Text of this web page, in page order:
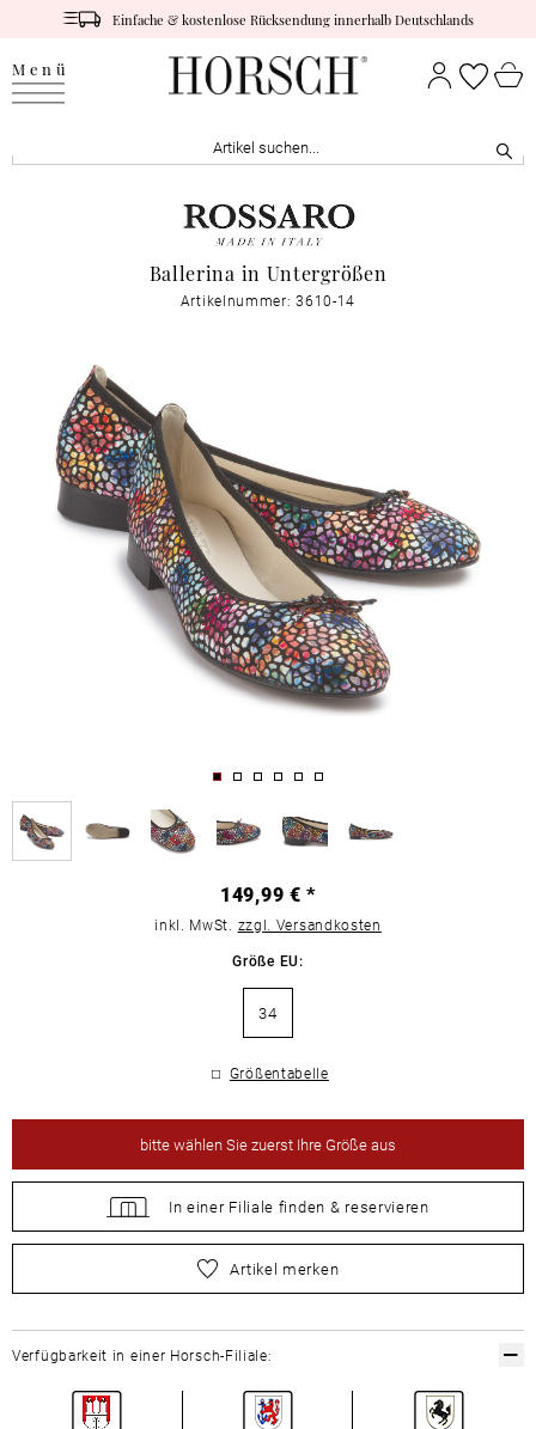
Einfache & kostenlose Rücksendung innerhalb Deutschlands
Menü
Ballerina in Untergrößen
Artikelnummer: 3610-14
149,99 € *
inkl. MwSt. zzgl. Versandkosten
Größe EU:
34
Größentabelle
bittewählen Sie zuerst Ihre Größe aus
In einer Filiale finden & reservieren
wählen Sie zuerst Ihre Größe aus
Artikel merken
Verfügbarkeit in einer Horsch-Filiale: